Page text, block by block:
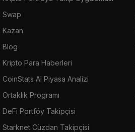
Swap
Kazan
Blog
Kripto Para Haberleri
CoinStats AI Piyasa Analizi
Ortaklık Programı
DeFi Portföy Takipçisi
Starknet Cüzdan Takipçisi